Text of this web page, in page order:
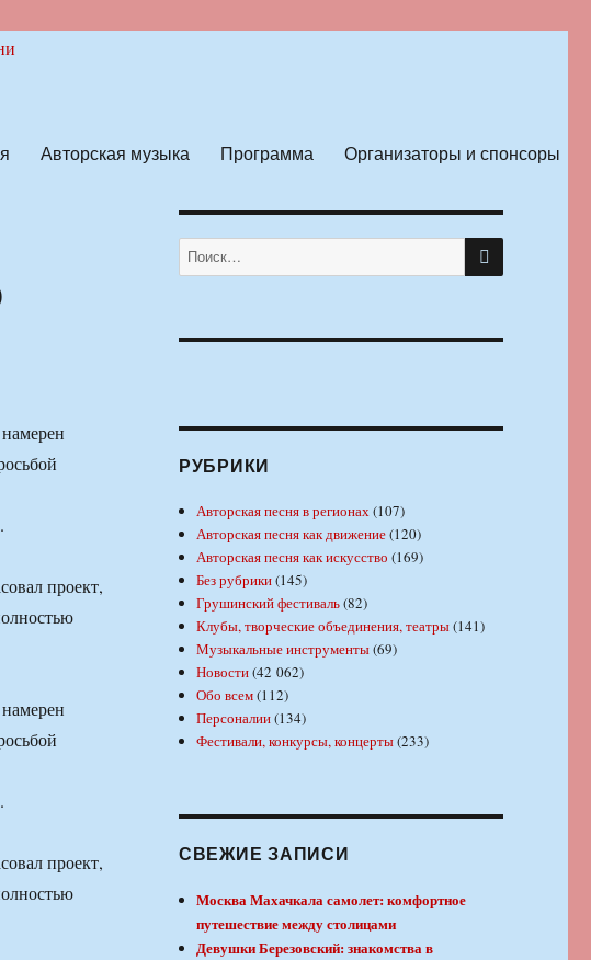
Авторская музыка Программа Организаторы и спонсоры
проект,
проект,
Искать: ПОИСК
РУБРИКИ
Авторская песня в регионах(107)
Авторская песня как движение(120)
Авторская песня как искусство (169)
Без рубрики(145)
Грушинский фестиваль(82)
Клубы, творческие объединения, театры(141)
Музыкальные инструменты(69)
Новости(42 062)
Обо всем(112)
Персоналии(134)
Фестивали, конкурсы, концерты(233)
СВЕЖИЕ ЗАПИСИ
Москва Махачкала самолет: комфортное
путешествие между столицами
Девушки Березовский: знакомства в